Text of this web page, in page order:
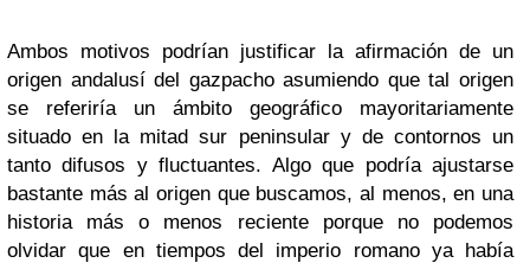
Ambos motivos podrían justificar la afirmación de un
origen andalusí del gazpacho asumiendo que tal origen
se referiría un ámbito geográfico mayoritariamente
situado en la mitad sur peninsular y de contornos un
tanto difusos y fluctuantes. Algo que podría ajustarse
bastante más al origen que buscamos, al menos, en una
historia más o menos reciente porque no podemos
olvidar que en tiempos del imperio romano ya había